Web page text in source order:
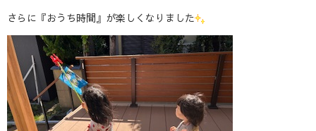
さらに『おうち時間』が楽しくなりました